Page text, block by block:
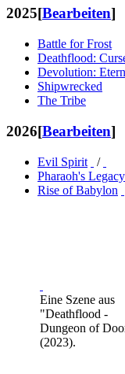
2025[Bearbeiten]
Battle for Frost
Deathflood:
Devolution:
Shipwrecked
The Tribe
2026[Bearbeiten]
Evil Spirit
/
Pharaoh's Legacy
Rise of Babylon
Eine Szene aus
"Deathflood -
Dungeon of
(2023).